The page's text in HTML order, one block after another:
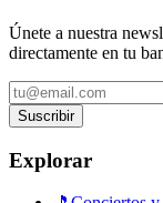
Únete a nuestra
directamente en tu
Suscribir
Explorar